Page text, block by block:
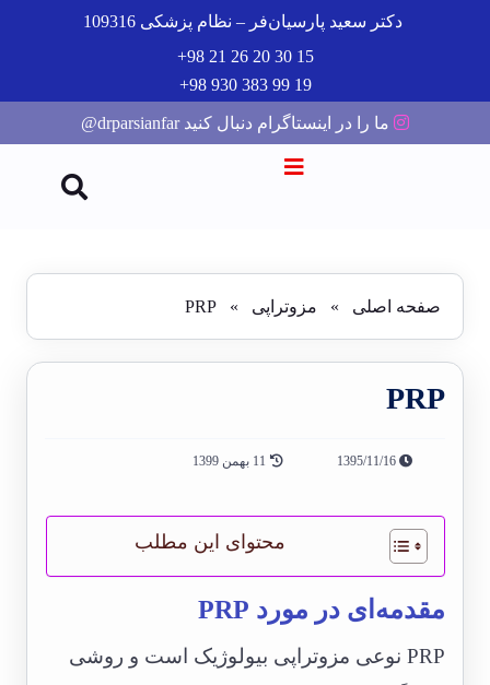
دکتر سعید پارسیان‌فر – نظام پزشکی 109316
15 30 20 26 21 98+
19 99 383 930 98+
ما را در اینستاگرام دنبال کنید drparsianfar@
صفحه اصلی » مزوتراپی »
PRP
PRP
1395/11/16 11 بهمن 1399
محتوای این مطلب
مقدمه‌ای در مورد PRP
PRP نوعی مزوتراپی بیولوژیک است و روشی